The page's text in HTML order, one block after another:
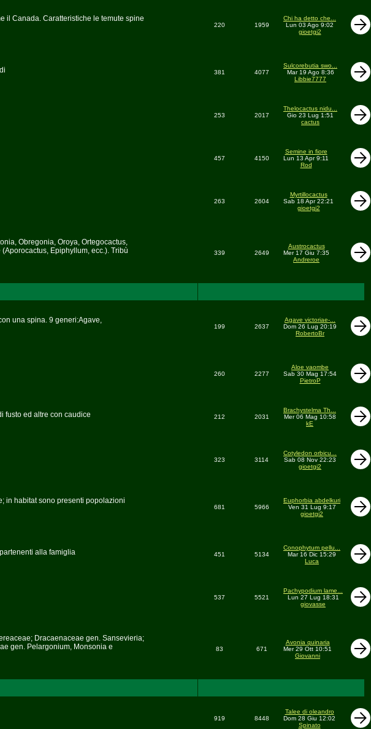
il Canada. Caratteristiche le temute spine
220 1959
Chi ha detto che...
Lun 03 Ago 9:02
gioetgi2
381 4077
Sulcorebutia swo...
Mar 19 Ago 8:36
Libbie7777
253 2017
Thelocactus nidu...
Gio 23 Lug 1:51
cactus
457 4150
Semine in fiore
Lun 13 Apr 9:11
Rod
263 2604
Myrtillocactus
Sab 18 Apr 22:21
gioetgi2
Obregonia, Oroya, Ortegocactus,
Epiphyllum, ecc.). Tribù
339 2649
Austrocactus
Mer 17 Giu 7:35
Andreroe
una spina. 9 generi:Agave,
199 2637
Agave victoriae-...
Dom 26 Lug 20:19
RobertoBr
260 2277
Aloe vaombe
Sab 30 Mag 17:54
PietroP
fusto ed altre con caudice 212 2031
Brachystelma Th...
Mer 06 Mag 10:58
kE
323 3114
Cotyledon orbicu...
Sab 08 Nov 22:23
gioetgi2
in habitat sono presenti popolazioni
681 5966
Euphorbia abdelkuri
Ven 31 Lug 9:17
gioetgi2
alla famiglia 451 5134
Conophytum pellu...
Mar 16 Dic 15:29
Luca
537 5521
Pachypodium lame...
Lun 27 Lug 18:31
giovasse
Dracaenaceae gen. Sansevieria;
gen. Pelargonium, Monsonia e
83 671
Avonia quinaria
Mer 29 Ott 10:51
Giovanni
919 8448
Talee di oleandro
Dom 28 Giu 12:02
Spinato